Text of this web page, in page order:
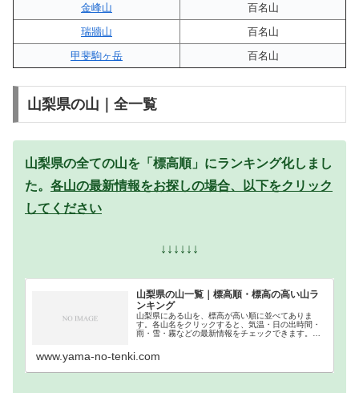
金峰山
百名山
瑞牆山
百名山
甲斐駒ヶ岳
百名山
山梨県の山｜全一覧
山梨県の全ての山を「標高順」にランキング化しまし
た。 各山の最新情報をお探しの場合、以下をクリック
してください
↓↓↓↓↓↓
山梨県の山一覧｜標高順・標高の高い山ラ
ンキング
山梨県にある山を、標高が高い順に並べてありま
す。各山名をクリックすると、気温・日の出時間・
雨・雪・霧などの最新情報をチェックできます。山
www.yama-no-tenki.com